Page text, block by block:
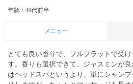
年齢：40代前半
メニュー
とても良い香りで、フルフラットで受
す。香りも選択できて、ジャスミンが
はヘッドスパというより、単にシャン